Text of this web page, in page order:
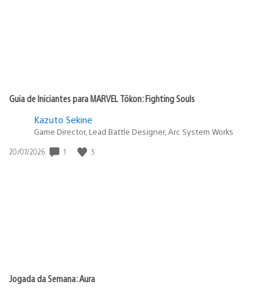
Guia de Iniciantes para MARVEL Tōkon: Fighting Souls
Kazuto Sekine
Game Director, Lead Battle Designer, Arc System Works
Data
20/07/2026 1 5
Jogada da Semana: Aura